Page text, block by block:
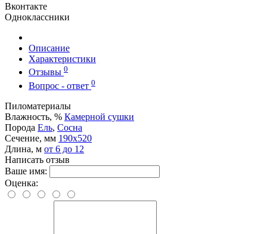
Вконтакте
Одноклассники
Описание
Характеристики
Отзывы 0
Вопрос - ответ 0
Пиломатериалы
Влажность, % Камерной сушки
Порода Ель, Сосна
Сечение, мм 190x520
Длина, м от 6 до 12
Написать отзыв
Ваше имя:
Оценка: